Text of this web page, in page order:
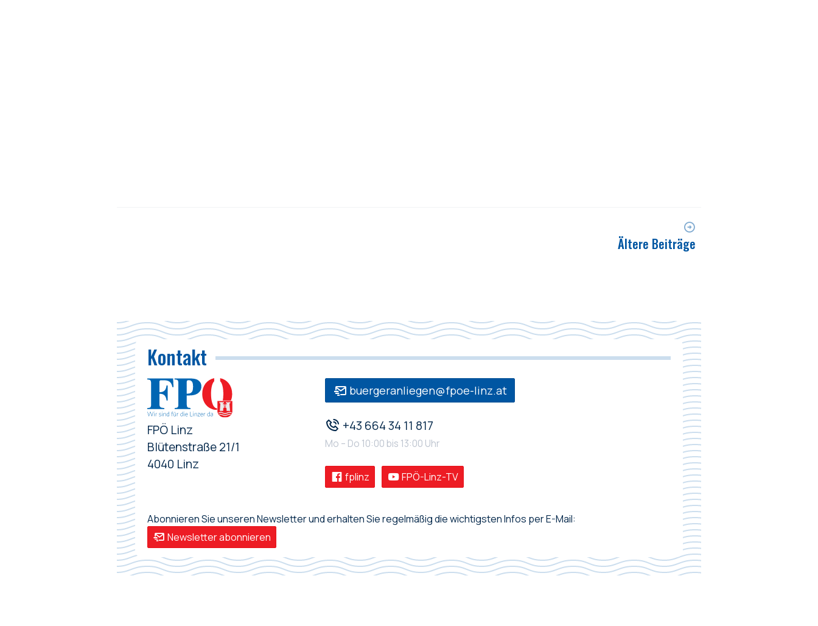
Ältere Beiträge
Kontakt
FPÖ Linz
Blütenstraße 21/1
4040 Linz
buergeranliegen@fpoe-linz.at
+43 664 34 11 817
Mo – Do 10:00 bis 13:00 Uhr
fplinz FPÖ-Linz-TV
Abonnieren Sie unseren Newsletter und erhalten Sie regelmäßig die wichtigsten Infos per E-Mail:
Newsletter abonnieren